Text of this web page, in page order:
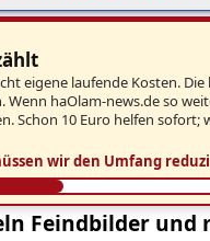
eigene laufende Kosten.
haOlam-news.de so
Schon 10 Euro helfen
wir den Umfang
Feindbilder und